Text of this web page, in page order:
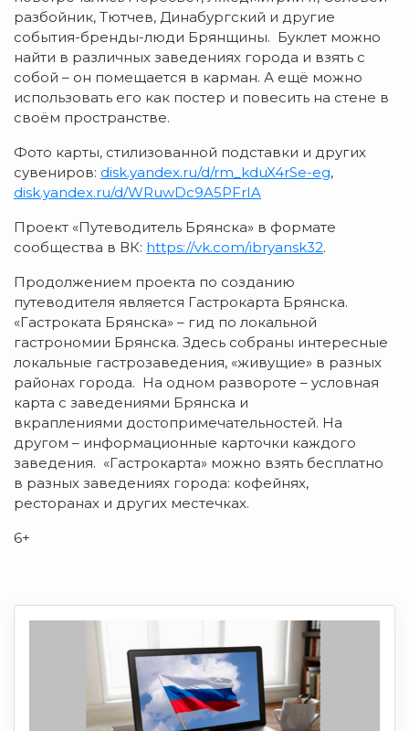
разбойник, Тютчев, Динабургский и другие
события-бренды-люди Брянщины. Буклет можно
найти в различных заведениях города и взять с
собой – он помещается в карман. А ещё можно
использовать его как постер и повесить на стене в
своём пространстве.
Фото карты, стилизованной подставки и других
сувениров: disk.yandex.ru/d/rm_kduX4rSe-eg,
disk.yandex.ru/d/WRuwDc9A5PFrIA
Проект «Путеводитель Брянска» в формате
сообщества в ВК: https://vk.com/ibryansk32.
Продолжением проекта по созданию
путеводителя является Гастрокарта Брянска.
«Гастроката Брянска» – гид по локальной
гастрономии Брянска. Здесь собраны интересные
локальные гастрозаведения, «живущие» в разных
районах города. На одном развороте – условная
карта с заведениями Брянска и
вкраплениями достопримечательностей. На
другом – информационные карточки каждого
заведения. «Гастрокарта» можно взять бесплатно
в разных заведениях города: кофейнях,
ресторанах и других местечках.
6+